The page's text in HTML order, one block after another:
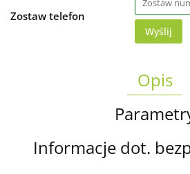
Zostaw telefon
Wyślij
Opis
Informacje dot.